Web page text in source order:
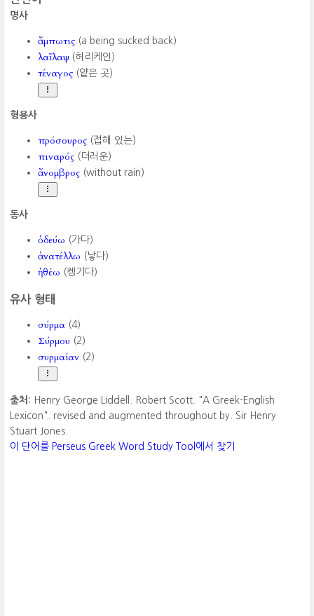
명사
ἄμπωτις (a being sucked back)
λαῖλαψ (허리케인)
τέναγος (얕은 곳)
형용사
πρόσουρος (접해 있는)
πιναρός (더러운)
ἄνομβρος (without rain)
동사
ὁδεύω (가다)
ἀνατέλλω (낳다)
ἠθέω (켕기다)
유사 형태
σύρμα (4)
Σύρμου (2)
συρμαίαν (2)
출처: Henry George Liddell. Robert Scott. "A Greek-English
Lexicon". revised and augmented throughout by. Sir Henry
Stuart Jones.
이 단어를 Perseus Greek Word Study Tool에서 찾기